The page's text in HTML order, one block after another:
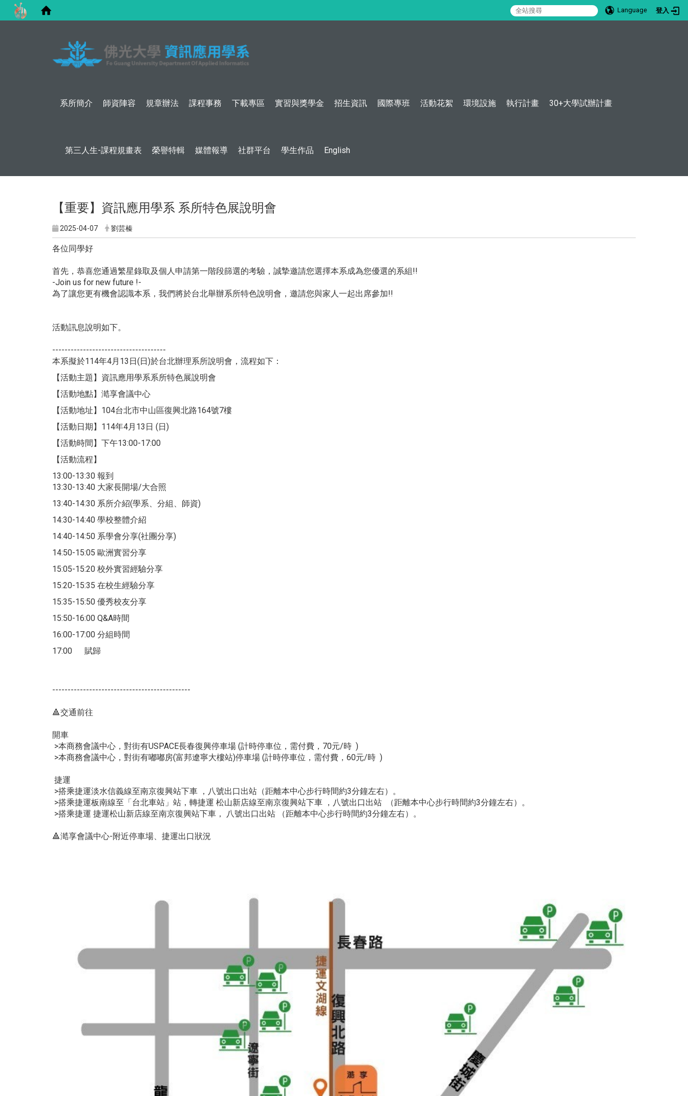
Language 登入
:::
系所簡介 師資陣容 規章辦法 課程事務 下載專區 實習與獎學金 招生資訊 國際專班 活動花絮 環境設施 執行計畫 30+大學試辦計畫
第三人生-課程規畫表 榮譽特輯 媒體報導 社群平台 學生作品 English
【重要】資訊應用學系 系所特色展說明會
2025-04-07 劉芸榛
各位同學好
首先，恭喜您通過繁星錄取及個人申請第一階段篩選的考驗，誠摯邀請您選擇本系成為您優選的系組!!
-Join us for new future !-
為了讓您更有機會認識本系，我們將於台北舉辦系所特色說明會，邀請您與家人一起出席參加!!
活動訊息說明如下。
-------------------------------------
本系擬於114年4月13日(日)於台北辦理系所說明會，流程如下：
【活動主題】資訊應用學系系所特色展說明會
【活動地點】澔享會議中心
【活動地址】104台北市中山區復興北路164號7樓
【活動日期】114年4月13日 (日)
【活動時間】下午13:00-17:00
【活動流程】
13:00-13:30 報到
13:30-13:40 大家長開場/大合照
13:40-14:30 系所介紹(學系、分組、師資)
14:30-14:40 學校整體介紹
14:40-14:50 系學會分享(社團分享)
14:50-15:05 歐洲實習分享
15:05-15:20 校外實習經驗分享
15:20-15:35 在校生經驗分享
15:35-15:50 優秀校友分享
15:50-16:00 Q&A時間
16:00-17:00 分組時間
17:00 賦歸
---------------------------------------------
🔺交通前往
開車
>本商務會議中心，對街有USPACE長春復興停車場 (計時停車位，需付費，70元/時 )
>本商務會議中心，對街有嘟嘟房(富邦遼寧大樓站)停車場 (計時停車位，需付費，60元/時 )
捷運
>搭乘捷運淡水信義線至南京復興站下車 ，八號出口出站（距離本中心步行時間約3分鐘左右）。
>搭乘捷運板南線至「台北車站」站，轉捷運 松山新店線至南京復興站下車 ，八號出口出站 （距離本中心步行時間約3分鐘左右）。
>搭乘捷運 捷運松山新店線至南京復興站下車， 八號出口出站 （距離本中心步行時間約3分鐘左右）。
🔺澔享會議中心-附近停車場、捷運出口狀況